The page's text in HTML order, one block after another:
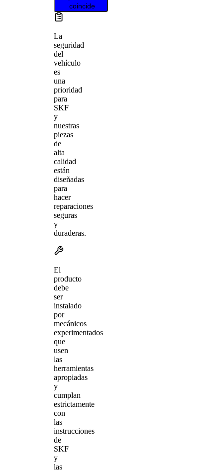
coincide
La
seguridad
del
vehículo
es
una
prioridad
para
SKF
y
nuestras
piezas
de
alta
calidad
están
diseñadas
para
hacer
reparaciones
seguras
y
duraderas.
El
producto
debe
ser
instalado
por
mecánicos
experimentados
que
usen
las
herramientas
apropiadas
y
cumplan
estrictamente
con
las
instrucciones
de
SKF
y
las